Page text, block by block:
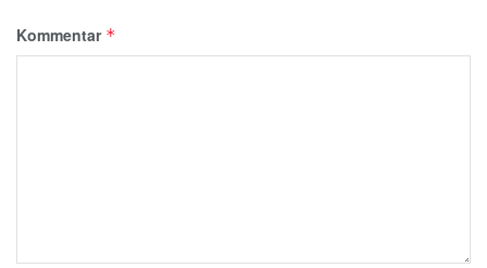
Kommentar *